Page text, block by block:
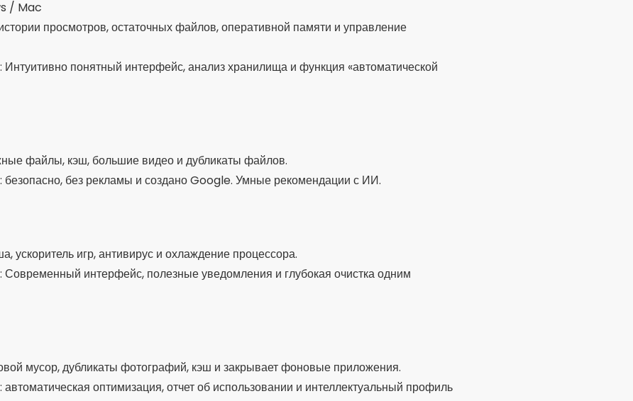
/ Mac
просмотров, остаточных файлов, оперативной памяти и управление
Интуитивно понятный интерфейс, анализ хранилища и функция «автоматической
файлы, кэш, большие видео и дубликаты файлов.
безопасно, без рекламы и создано Google. Умные рекомендации с ИИ.
ускоритель игр, антивирус и охлаждение процессора.
Современный интерфейс, полезные уведомления и глубокая очистка одним
мусор, дубликаты фотографий, кэш и закрывает фоновые приложения.
оптимизация, отчет об использовании и интеллектуальный профиль